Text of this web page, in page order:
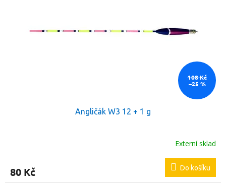
108 Kč
–25 %
Angličák W3 12 + 1 g
Externí sklad
80 Kč Do košíku